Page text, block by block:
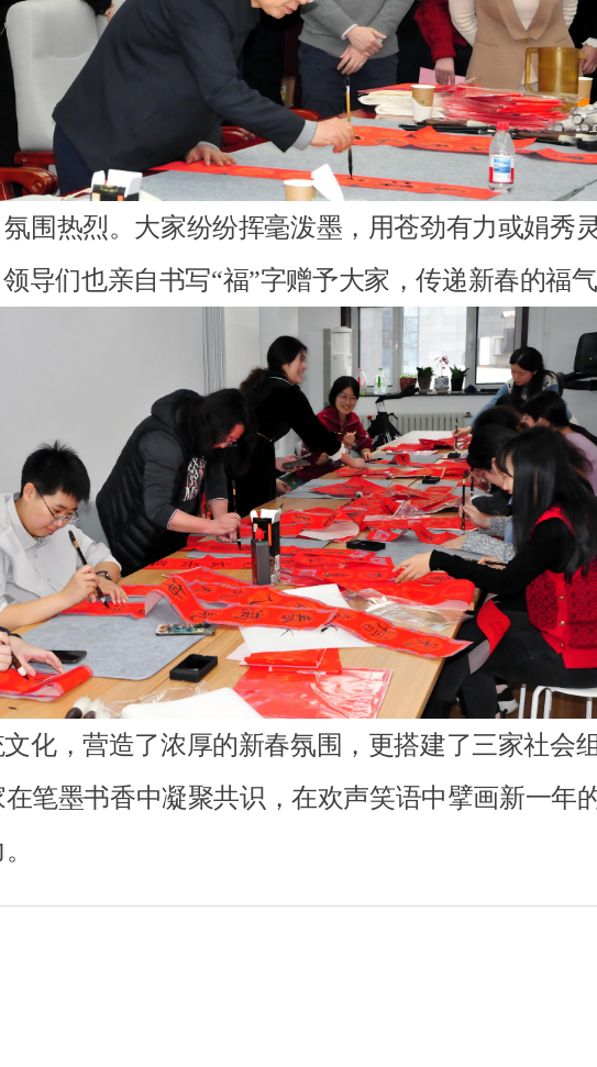
围热烈。大家纷纷挥毫泼墨，用苍劲有力或娟秀
导们也亲自书写“福”字赠予大家，传递新春的福气
化，营造了浓厚的新春氛围，更搭建了三家社会
笔墨书香中凝聚共识，在欢声笑语中擘画新一年